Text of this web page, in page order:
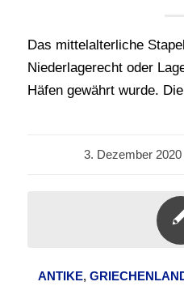
Das mittelalterliche
Niederlagerecht oder
Häfen gewährt wurde.
3. Dezember 2020
/
ANTIKE,